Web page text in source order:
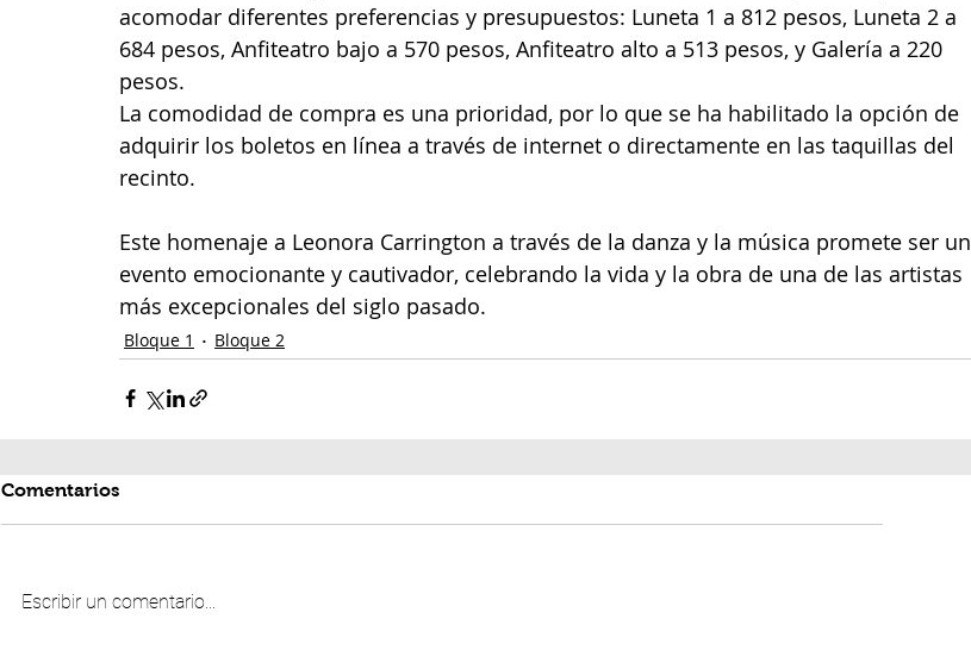
acomodar diferentes preferencias y presupuestos: Luneta 1 a 812 pesos, Luneta 2 a
684 pesos, Anfiteatro bajo a 570 pesos, Anfiteatro alto a 513 pesos, y Galería a 220
pesos.
La comodidad de compra es una prioridad, por lo que se ha habilitado la opción de
adquirir los boletos en línea a través de internet o directamente en las taquillas del
recinto.
Este homenaje a Leonora Carrington a través de la danza y la música promete ser un
evento emocionante y cautivador, celebrando la vida y la obra de una de las artistas
más excepcionales del siglo pasado.
Bloque 1 Bloque 2
Comentarios
Escribir un comentario...